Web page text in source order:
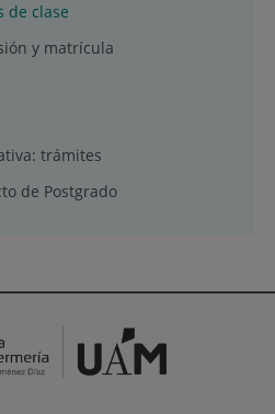
de clase
y matrícula
trámites
de Postgrado